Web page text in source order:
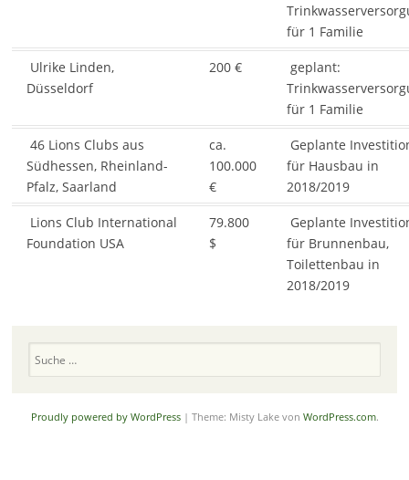
für 1 Familie
Ulrike Linden,
Düsseldorf
200 €
geplant:
für 1 Familie
46 Lions Clubs aus
Südhessen, Rheinland-
Pfalz, Saarland
ca.
100.000
€
Geplante
für Hausbau in
2018/2019
Lions Club International
Foundation USA
79.800
$
Geplante
für Brunnenbau,
Toilettenbau in
2018/2019
Proudly powered by WordPress | Theme: Misty Lake von WordPress.com.